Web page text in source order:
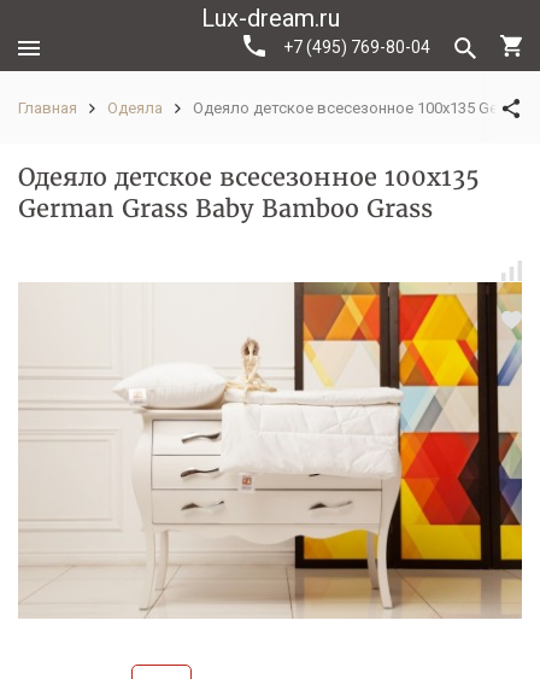
Lux-dream.ru
+7 (495) 769-80-04
Главная Одеяла Одеяло детское всесезонное 100х135 German
Одеяло детское всесезонное 100х135
German Grass Baby Bamboo Grass